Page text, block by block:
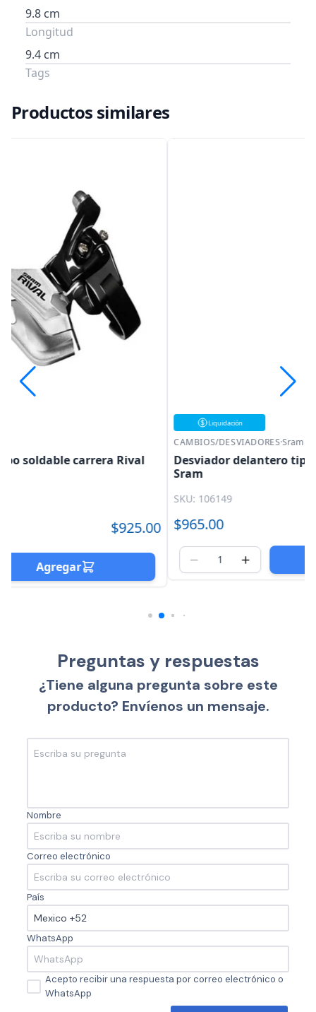
9.8 cm
Longitud
9.4 cm
Tags
Productos similares
Desviador delantero tipo soldable carrera Rival
Agregar
Preguntas y respuestas
¿Tiene alguna pregunta sobre este
producto? Envíenos un mensaje.
Nombre
Correo electrónico
País
WhatsApp
Acepto recibir una respuesta por correo electrónico o
WhatsApp